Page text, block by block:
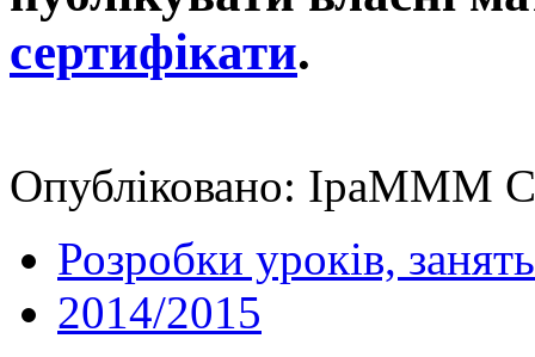
сертифікати.
Опубліковано: ІраМММ
Розробки уроків, занять
2014/2015